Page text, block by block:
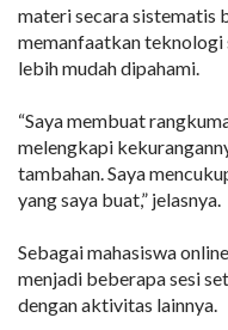
materi secara sistematis
memanfaatkan
lebih mudah dipahami.
“Saya membuat
melengkapi
tambahan. Saya
yang saya buat,” jelasnya.
Sebagai mahasiswa
menjadi beberapa sesi
dengan aktivitas lainnya.